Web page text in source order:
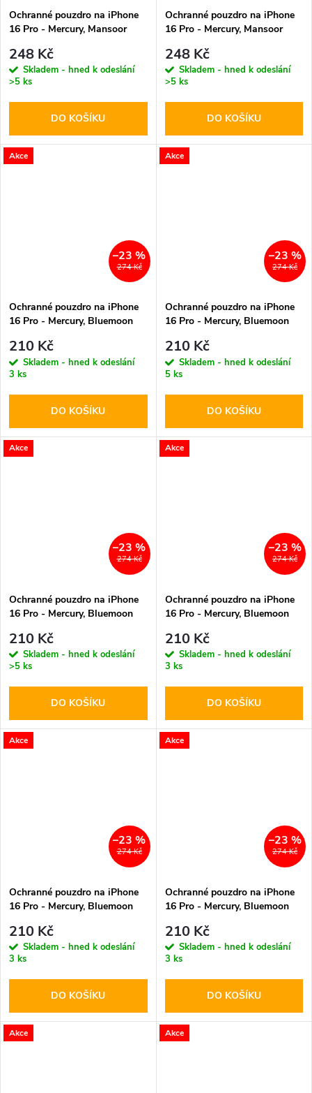
Ochranné pouzdro na iPhone
16 Pro - Mercury, Mansoor
248 Kč
Skladem - hned k odeslání
>5 ks
DO KOŠÍKU
Ochranné pouzdro na iPhone
16 Pro - Mercury, Mansoor
248 Kč
Skladem - hned k odeslání
>5 ks
DO KOŠÍKU
Akce
274 Kč
–23 %
Ochranné pouzdro na iPhone
16 Pro - Mercury, Bluemoon
210 Kč
Skladem - hned k odeslání
3 ks
DO KOŠÍKU
Akce
274 Kč
–23 %
Ochranné pouzdro na iPhone
16 Pro - Mercury, Bluemoon
210 Kč
Skladem - hned k odeslání
5 ks
DO KOŠÍKU
Akce
274 Kč
–23 %
Ochranné pouzdro na iPhone
16 Pro - Mercury, Bluemoon
210 Kč
Skladem - hned k odeslání
>5 ks
DO KOŠÍKU
Akce
274 Kč
–23 %
Ochranné pouzdro na iPhone
16 Pro - Mercury, Bluemoon
210 Kč
Skladem - hned k odeslání
3 ks
DO KOŠÍKU
Akce
274 Kč
–23 %
Ochranné pouzdro na iPhone
16 Pro - Mercury, Bluemoon
210 Kč
Skladem - hned k odeslání
3 ks
DO KOŠÍKU
Akce
274 Kč
–23 %
Ochranné pouzdro na iPhone
16 Pro - Mercury, Bluemoon
210 Kč
Skladem - hned k odeslání
3 ks
DO KOŠÍKU
Akce Akce